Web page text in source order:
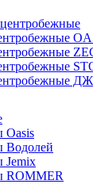
Oasis
Водолей
Jemix
ROMMER